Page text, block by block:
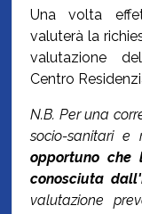
Una volta
valuterà la
valutazione
Centro
N.B. Per una
socio-sanitari
opportuno che
conosciuta
valutazione